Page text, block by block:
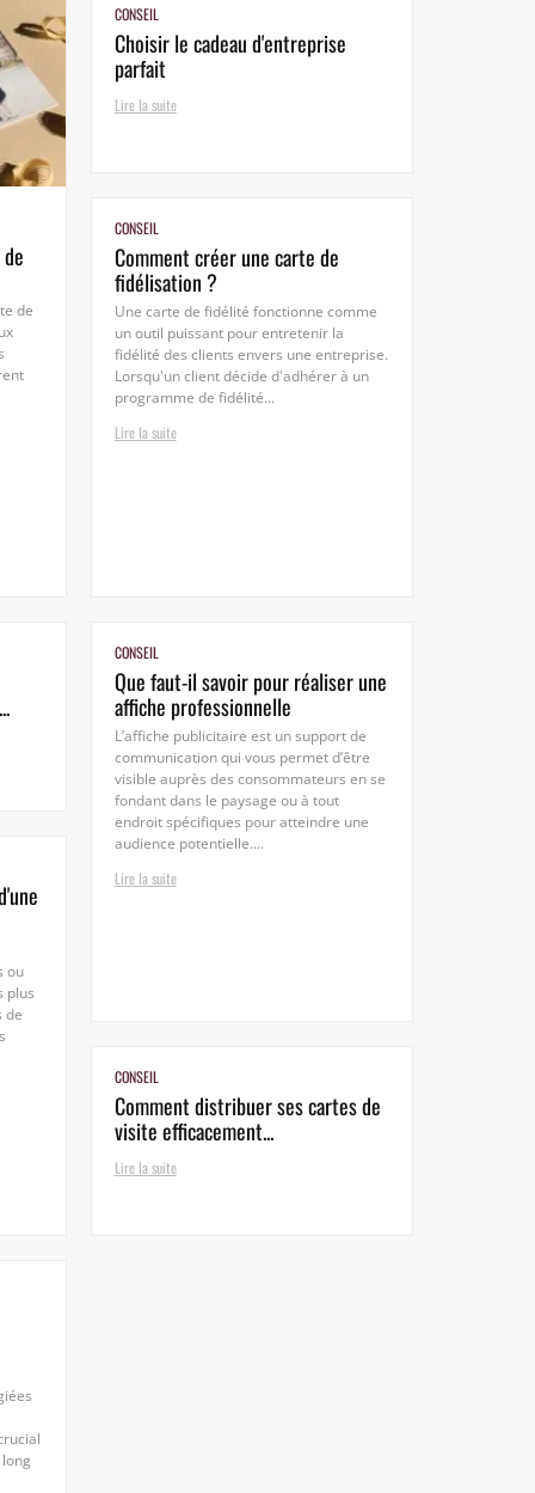
de
CONSEIL
Choisir le cadeau d'entreprise
parfait
Lire la suite
CONSEIL
Comment créer une carte de
fidélisation ?
Une carte de fidélité fonctionne comme
un outil puissant pour entretenir la
fidélité des clients envers une entreprise.
Lorsqu'un client décide d'adhérer à un
programme de fidélité...
Lire la suite
ou
plus
de
CONSEIL
Que faut-il savoir pour réaliser une
affiche professionnelle
L’affiche publicitaire est un support de
communication qui vous permet d’être
visible auprès des consommateurs en se
fondant dans le paysage ou à tout
endroit spécifiques pour atteindre une
audience potentielle....
Lire la suite
CONSEIL
Comment distribuer ses cartes de
visite efficacement...
Lire la suite